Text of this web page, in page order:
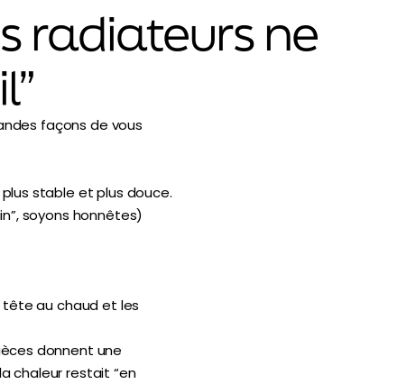
radiateurs ne
façons de vous
stable et plus douce.
soyons honnêtes)
tête au chaud et les
donnent une
chaleur restait “en